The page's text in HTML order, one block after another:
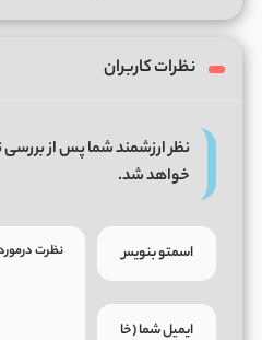
نظرات کاربران
نظر ارزشمند شما پس از
خواهد شد.